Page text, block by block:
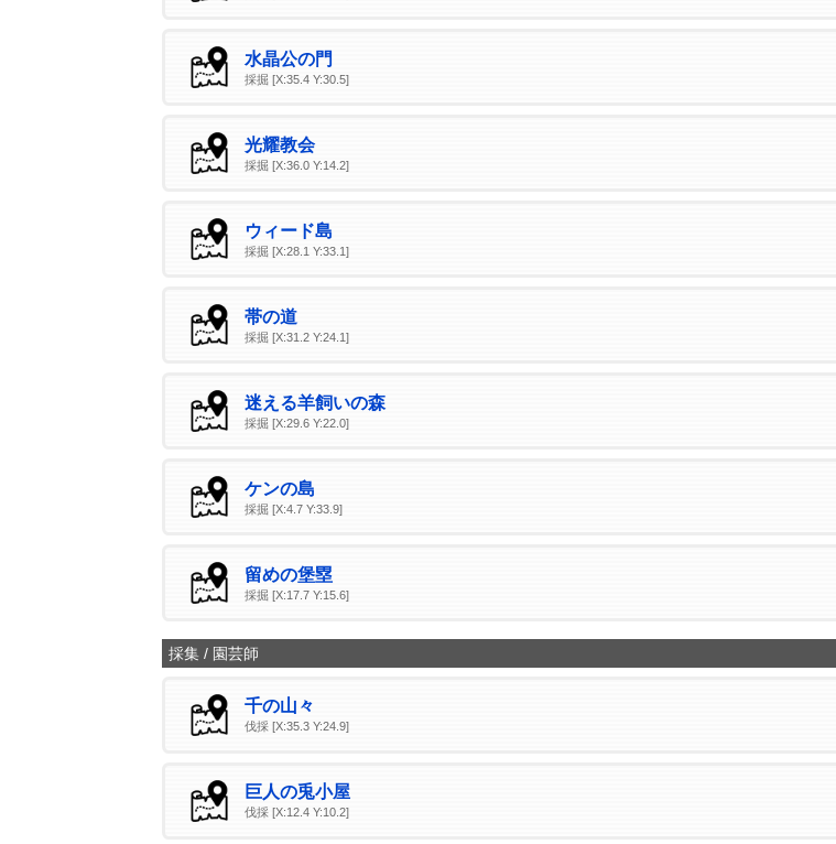
水晶公の門
採掘 [X:35.4 Y:30.5]
光耀教会
採掘 [X:36.0 Y:14.2]
ウィード島
採掘 [X:28.1 Y:33.1]
帯の道
採掘 [X:31.2 Y:24.1]
迷える羊飼いの森
採掘 [X:29.6 Y:22.0]
ケンの島
採掘 [X:4.7 Y:33.9]
留めの堡塁
採掘 [X:17.7 Y:15.6]
採集 / 園芸師
千の山々
伐採 [X:35.3 Y:24.9]
巨人の兎小屋
伐採 [X:12.4 Y:10.2]